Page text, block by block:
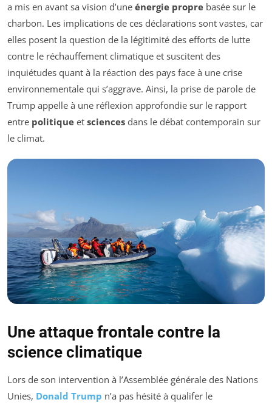
a mis en avant sa vision d’une énergie propre basée sur le
charbon. Les implications de ces déclarations sont vastes, car
elles posent la question de la légitimité des efforts de lutte
contre le réchauffement climatique et suscitent des
inquiétudes quant à la réaction des pays face à une crise
environnementale qui s’aggrave. Ainsi, la prise de parole de
Trump appelle à une réflexion approfondie sur le rapport
entre politique et sciences dans le débat contemporain sur
le climat.
Une attaque frontale contre la
science climatique
Lors de son intervention à l’Assemblée générale des Nations
Unies, Donald Trump n’a pas hésité à qualifer le